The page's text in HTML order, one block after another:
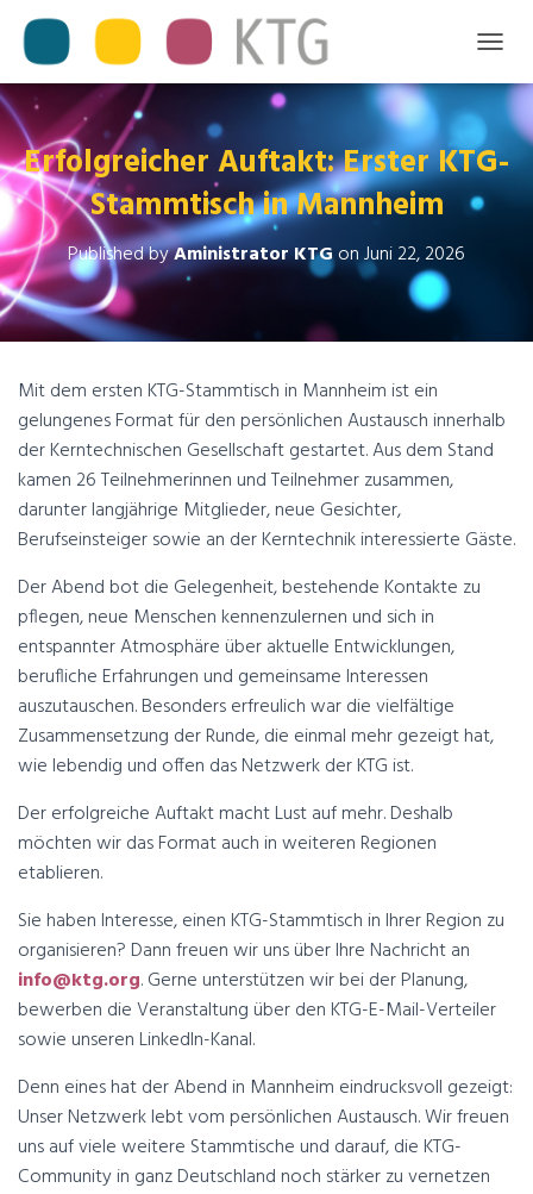
O
L
E
N
Erfolgreicher Auftakt: Erster KTG-
Stammtisch in Mannheim
Published byAministrator KTGonJuni 22, 2026
Mit dem ersten KTG-Stammtisch in Mannheim ist ein
gelungenes Format für den persönlichen Austausch innerhalb
der Kerntechnischen Gesellschaft gestartet. Aus dem Stand
kamen 26 Teilnehmerinnen und Teilnehmer zusammen,
darunter langjährige Mitglieder, neue Gesichter,
Berufseinsteiger sowie an der Kerntechnik interessierte Gäste.
Der Abend bot die Gelegenheit, bestehende Kontakte zu
pflegen, neue Menschen kennenzulernen und sich in
entspannter Atmosphäre über aktuelle Entwicklungen,
berufliche Erfahrungen und gemeinsame Interessen
auszutauschen. Besonders erfreulich war die vielfältige
Zusammensetzung der Runde, die einmal mehr gezeigt hat,
wie lebendig und offen das Netzwerk der KTG ist.
Der erfolgreiche Auftakt macht Lust auf mehr. Deshalb
möchten wir das Format auch in weiteren Regionen
etablieren.
Sie haben Interesse, einen KTG-Stammtisch in Ihrer Region zu
organisieren? Dann freuen wir uns über Ihre Nachricht an
info@ktg.org. Gerne unterstützen wir bei der Planung,
bewerben die Veranstaltung über den KTG-E-Mail-Verteiler
sowie unseren LinkedIn-Kanal.
Denn eines hat der Abend in Mannheim eindrucksvoll gezeigt:
Unser Netzwerk lebt vom persönlichen Austausch. Wir freuen
uns auf viele weitere Stammtische und darauf, die KTG-
Community in ganz Deutschland noch stärker zu vernetzen